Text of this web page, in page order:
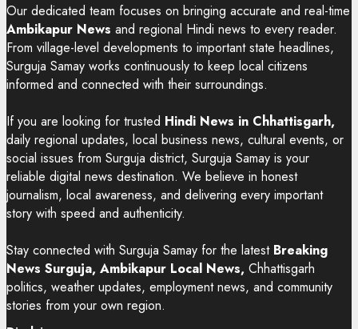
Our dedicated team focuses on bringing accurate and real-time
Ambikapur News and regional Hindi news to every reader.
From village-level developments to important state headlines,
Surguja Samay works continuously to keep local citizens
informed and connected with their surroundings.
If you are looking for trusted Hindi News in Chhattisgarh,
daily regional updates, local business news, cultural events, or
social issues from Surguja district, Surguja Samay is your
reliable digital news destination. We believe in honest
journalism, local awareness, and delivering every important
story with speed and authenticity.
Stay connected with Surguja Samay for the latest Breaking
News Surguja, Ambikapur Local News, Chhattisgarh
politics, weather updates, employment news, and community
stories from your own region.